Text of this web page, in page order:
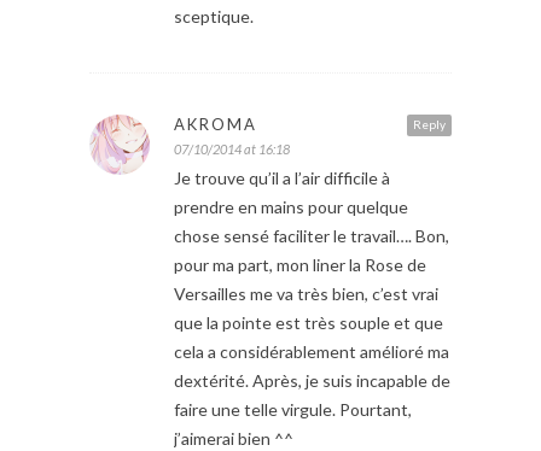
sceptique.
Reply
AKROMA
07/10/2014 at 16:18
Je trouve qu’il a l’air difficile à
prendre en mains pour quelque
chose sensé faciliter le travail…. Bon,
pour ma part, mon liner la Rose de
Versailles me va très bien, c’est vrai
que la pointe est très souple et que
cela a considérablement amélioré ma
dextérité. Après, je suis incapable de
faire une telle virgule. Pourtant,
j’aimerai bien ^^